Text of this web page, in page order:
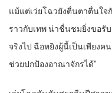
แม้แต่เว่ยโฉวยังตื่นตาตื่นใจ
ราวกับเทพ น่าชื่นชมยิ่งขอรั
จริงไป ฉือหยิงผู้นี้เป็นเพียง
ช่วยปกป้องอาณาจักรได้”